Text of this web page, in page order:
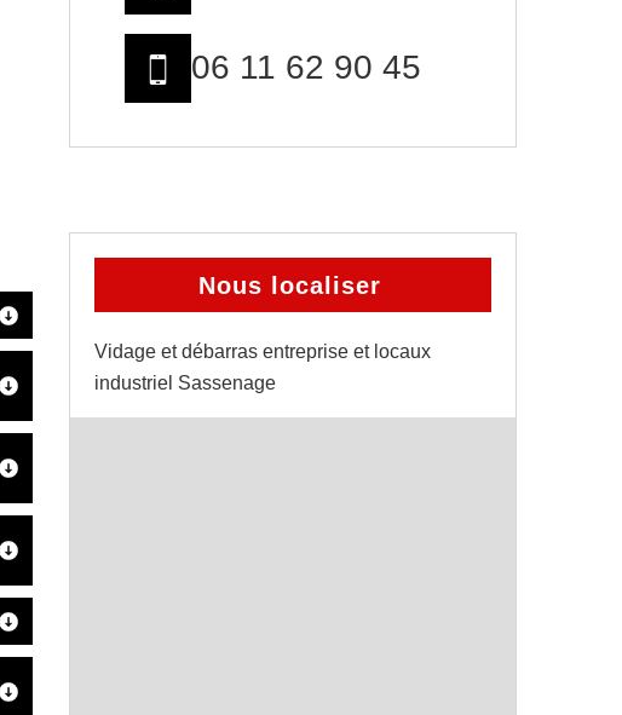
06 11 62 90 45
Nous localiser
Vidage et débarras entreprise et locaux
industriel Sassenage